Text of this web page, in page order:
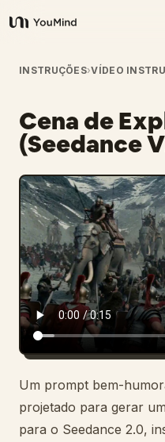
YouMind
Visão geral
Casos de uso
Habilidades
Prompts
Preços
Transferir
Blogue
Atualizações
INSTRUÇÕES›VÍDEO
Cena de
(Seedance
Um prompt bem-
projetado para gerar
para o Seedance 2.0,